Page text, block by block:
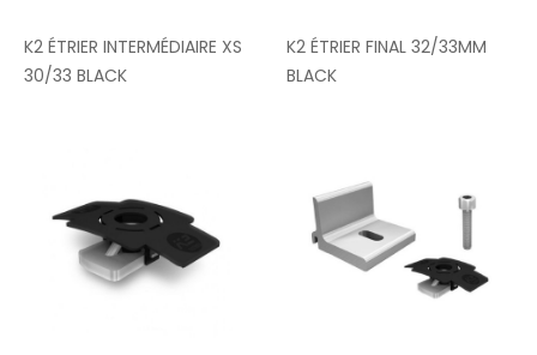
K2 ÉTRIER INTERMÉDIAIRE XS
30/33 BLACK
K2 ÉTRIER FINAL 32/33MM
BLACK